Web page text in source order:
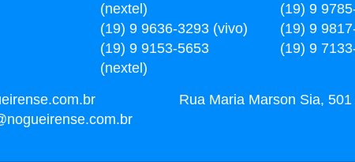
(nextel)
(19) 9 9636-3293 (vivo)
(19) 9 9153-5653
(nextel)
(19) 9
(19) 9
(19) 9
Rua Maria Marson Sia,